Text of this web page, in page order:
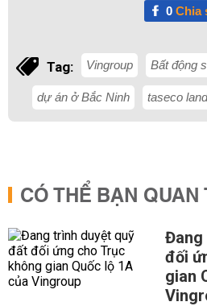
0Chia
Tag: Vingroup Bất động
dự án ở Bắc Ninh taseco land
CÓ THỂ BẠN QUAN
Đang
đối
gian